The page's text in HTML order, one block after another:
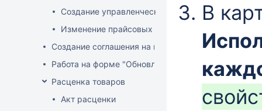
Создание управленческого прайса
Изменение прайсовых цен
Создание соглашения на поставку
Работа на форме "Обновление розничных цен"
Расценка товаров
Акт расценки
В